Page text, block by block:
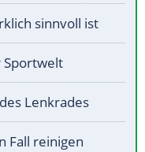
sinnvoll ist
Sportwelt
Lenkrades
Fall reinigen